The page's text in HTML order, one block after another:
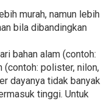
murah, namun lebih
bila dibandingkan
bahan alam (contoh:
(contoh: polister, nilon,
dayanya tidak banyak
tinggi. Untuk